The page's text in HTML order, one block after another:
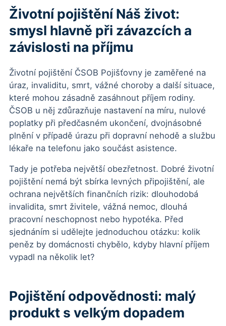
Životní pojištění Náš život:
smysl hlavně při závazcích a
závislosti na příjmu
Životní pojištění ČSOB Pojišťovny je zaměřené na
úraz, invaliditu, smrt, vážné choroby a další situace,
které mohou zásadně zasáhnout příjem rodiny.
ČSOB u něj zdůrazňuje nastavení na míru, nulové
poplatky při předčasném ukončení, dvojnásobné
plnění v případě úrazu při dopravní nehodě a službu
lékaře na telefonu jako součást asistence.
Tady je potřeba největší obezřetnost. Dobré životní
pojištění nemá být sbírka levných připojištění, ale
ochrana největších finančních rizik: dlouhodobá
invalidita, smrt živitele, vážná nemoc, dlouhá
pracovní neschopnost nebo hypotéka. Před
sjednáním si udělejte jednoduchou otázku: kolik
peněz by domácnosti chybělo, kdyby hlavní příjem
vypadl na několik let?
Pojištění odpovědnosti: malý
produkt s velkým dopadem